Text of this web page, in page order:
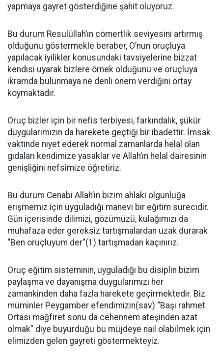
yapmaya gayret gösterdiğine şahit oluyoruz.
Bu durum Resulüllah’ın cömertlik seviyesini artırmış
olduğunu göstermekle beraber, O’nun oruçluya
yapılacak iyilikler konusundaki tavsiyelerine bizzat
kendisi uyarak bizlere örnek olduğunu ve oruçluya
ikramda bulunmaya ne denli önem verdiğini ortay
koymaktadır.
Oruç bizler için bir nefis terbiyesi, farkındalık, şükür
duygularımızın da harekete geçtiği bir ibadettir. İmsak
vaktinde niyet ederek normal zamanlarda helal olan
gıdaları kendimize yasaklar ve Allah’ın helal dairesinin
genişliğini nefsimize öğretiriz.
Bu durum Cenabı Allah’ın bizim ahlaki olgunluğa
erişmemiz için uyguladığı manevi bir eğitim sürecidir.
Gün içerisinde dilimizi, gözümüzü, kulağımızı da
muhafaza eder gereksiz tartışmalardan uzak durarak
“Ben oruçluyum der”(1) tartışmadan kaçınırız.
Oruç eğitim sisteminin, uyguladığı bu disiplin bizim
paylaşma ve dayanışma duygularımızı her
zamankinden daha fazla harekete geçirmektedir. Biz
müminler Peygamber efendimizin(sav) “Başı rahmet
Ortası mağfiret sonu da cehennem ateşinden azat
olmak” diye buyurduğu bu müjdeye nail olabilmek için
elimizden gelen gayreti göstermekteyiz.